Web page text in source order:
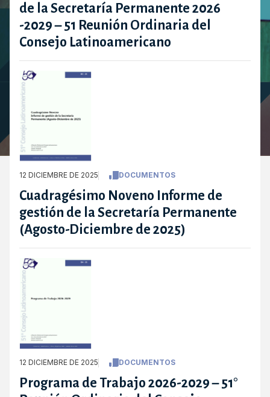
de la Secretaría Permanente 2026
-2029 – 51 Reunión Ordinaria del
Consejo Latinoamericano
12 DICIEMBRE DE 2025 DOCUMENTOS
Cuadragésimo Noveno Informe de
gestión de la Secretaría Permanente
(Agosto-Diciembre de 2025)
12 DICIEMBRE DE 2025 DOCUMENTOS
Programa de Trabajo 2026-2029 – 51°